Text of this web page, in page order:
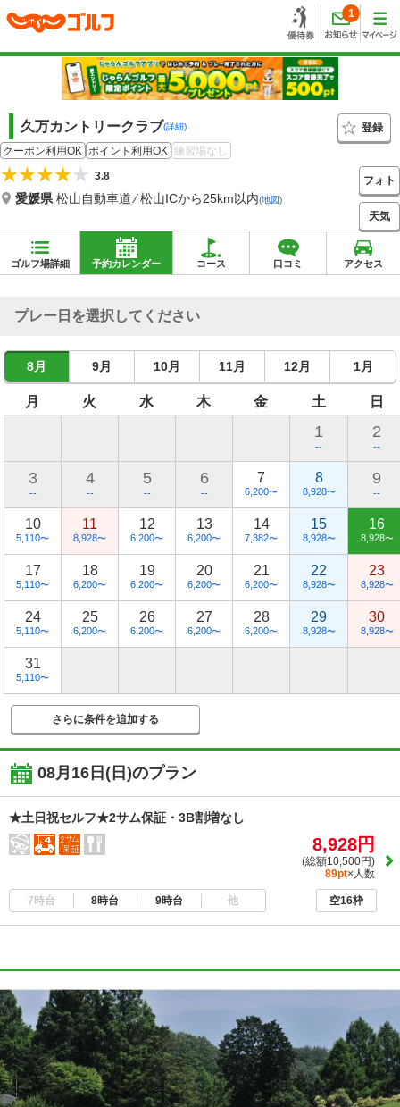
1
久万カントリークラブ(詳細)
登録
クーポン利用OK ポイント利用OK 練習場なし
3.8
愛媛県松山自動車道 ⁄ 松山ICから25km以内(地図)
フォト
天気
ゴルフ場詳細 予約カレンダー コース 口コミ アクセス
プレー日を選択してください
8月 9月 10月 11月 12月 1月
月 火 水 木 金 土 日
1
--
2
--
3
--
4
--
5
--
6
--
7
6,200〜
8
8,928〜
9
--
10
5,110〜
11
8,928〜
12
6,200〜
13
6,200〜
14
7,382〜
15
8,928〜
16
8,928〜
17
5,110〜
18
6,200〜
19
6,200〜
20
6,200〜
21
6,200〜
22
8,928〜
23
8,928〜
24
5,110〜
25
6,200〜
26
6,200〜
27
6,200〜
28
6,200〜
29
8,928〜
30
8,928〜
31
5,110〜
さらに条件を追加する
08月16日(日)のプラン
★土日祝セルフ★2サム保証・3B割増なし
8,928円
(総額10,500円)
89pt×人数
7時台 8時台 9時台 他 空16枠